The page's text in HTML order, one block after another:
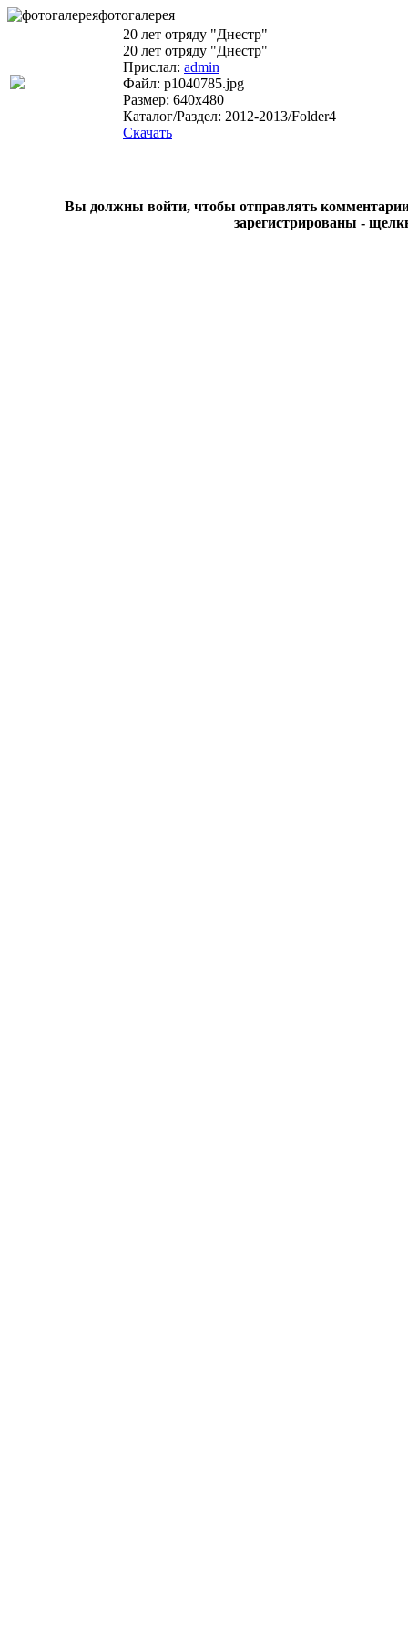
фотогалерея
20 лет отряду "Днестр"
20 лет отряду "Днестр"
Прислал: admin
Файл: p1040785.jpg
Размер: 640x480
Каталог/Раздел: 2012-2013/Folder4
Скачать
Вы должны войти, чтобы отправлять комментарии
зарегистрированы -